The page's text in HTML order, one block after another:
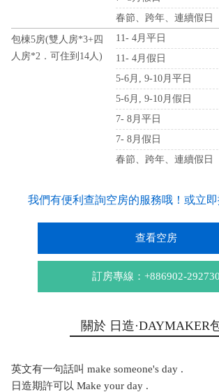
春節、跨年、連續假日
包棟5房(雙人房*3+四
人房*2．可住到14人)
11- 4月平日
11- 4月假日
5-6月, 9-10月平日
5-6月, 9-10月假日
7- 8月平日
7- 8月假日
春節、跨年、連續假日
我們有便利查詢空房的服務哦！或立即
查看空房
訂房專線：+886902-292730
關於 日造·DAYMAKER
英文有一句話叫 make someone's day .
日造期許可以 Make your day .